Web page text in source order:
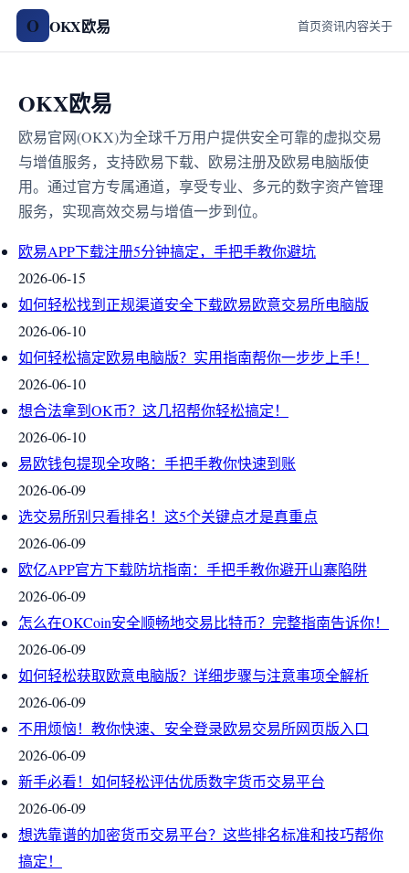
O OKX欧易 首页资讯内容关于
OKX欧易
欧易官网(OKX)为全球千万用户提供安全可靠的虚拟交易
与增值服务，支持欧易下载、欧易注册及欧易电脑版使
用。通过官方专属通道，享受专业、多元的数字资产管理
服务，实现高效交易与增值一步到位。
欧易APP下载注册5分钟搞定，手把手教你避坑
2026-06-15
如何轻松找到正规渠道安全下载欧易欧意交易所电脑版
2026-06-10
如何轻松搞定欧易电脑版？实用指南帮你一步步上手！
2026-06-10
想合法拿到OK币？这几招帮你轻松搞定！
2026-06-10
易欧钱包提现全攻略：手把手教你快速到账
2026-06-09
选交易所别只看排名！这5个关键点才是真重点
2026-06-09
欧亿APP官方下载防坑指南：手把手教你避开山寨陷阱
2026-06-09
怎么在OKCoin安全顺畅地交易比特币？完整指南告诉你！
2026-06-09
如何轻松获取欧意电脑版？详细步骤与注意事项全解析
2026-06-09
不用烦恼！教你快速、安全登录欧易交易所网页版入口
2026-06-09
新手必看！如何轻松评估优质数字货币交易平台
2026-06-09
想选靠谱的加密货币交易平台？这些排名标准和技巧帮你
搞定！